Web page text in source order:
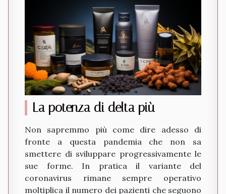
La potenza di delta più
Non sapremmo più come dire adesso di
fronte a questa pandemia che non sa
smettere di sviluppare progressivamente le
sue forme. In pratica il variante del
coronavirus rimane sempre operativo
moltiplica il numero dei pazienti che seguono